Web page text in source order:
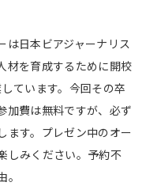
は日本ビアジャーナリス
材を育成するために開校
ています。今回その卒
加費は無料ですが、必ず
ます。プレゼン中のオー
しみください。予約不
。